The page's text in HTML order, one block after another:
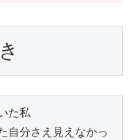
た私
自分さえ見えなかっ